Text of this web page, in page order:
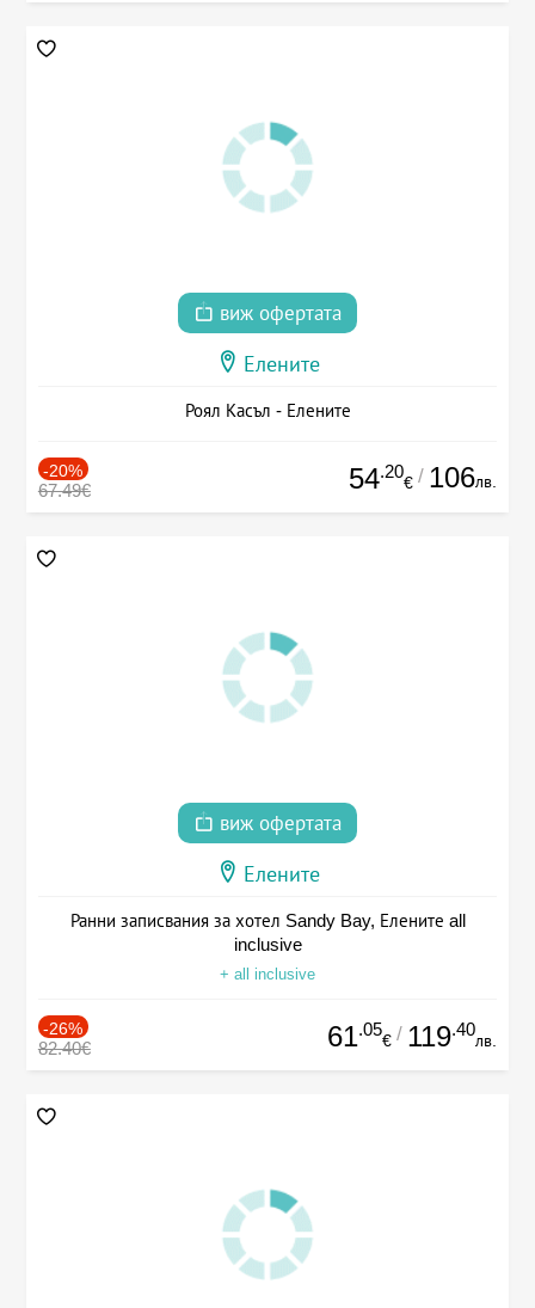
виж офертата
Елените
Роял Касъл - Елените
-20%
67.49€ 54.20
€ / 106лв.
виж офертата
Елените
Ранни записвания за хотел Sandy Bay, Елените all
inclusive
+ all inclusive
-26%
82.40€ 61.05
€ / 119.40
лв.